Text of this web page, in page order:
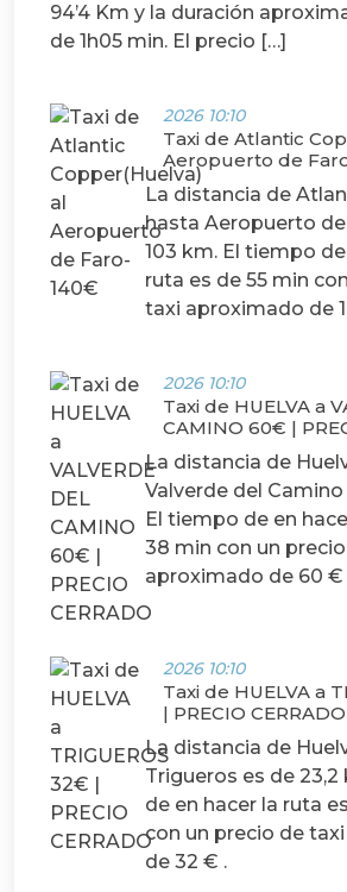
94’4 Km y la duración
de 1h05 min. El precio […]
2026 10:10
Taxi de Atlantic
Aeropuerto de
La distancia de
hasta Aeropuerto
103 km. El tiempo
ruta es de 55 min
taxi aproximado de
2026 10:10
Taxi de HUELVA a
CAMINO 60€ |
La distancia de
Valverde del Camino
El tiempo de en
38 min con un
aproximado de 60 €
2026 10:10
Taxi de HUELVA a
| PRECIO CERRADO
La distancia de
Trigueros es de
de en hacer la ruta
con un precio de
de 32 € .